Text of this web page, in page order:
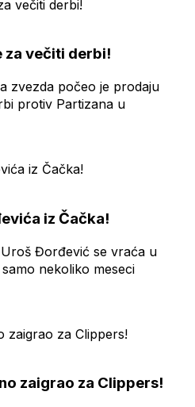
za večiti derbi!
zvezda počeo je prodaju
protiv Partizana u
iz Čačka!
Đorđević se vraća u
nekoliko meseci
zaigrao za Clippers!